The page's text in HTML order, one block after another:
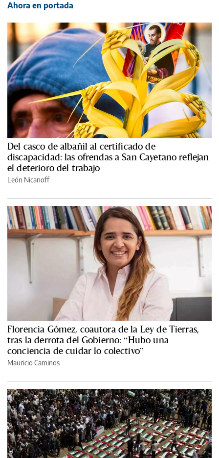
Ahora en portada
Del casco de albañil al certificado de
discapacidad: las ofrendas a San Cayetano reflejan
el deterioro del trabajo
León Nicanoff
Florencia Gómez, coautora de la Ley de Tierras,
tras la derrota del Gobierno: “Hubo una
conciencia de cuidar lo colectivo”
Mauricio Caminos